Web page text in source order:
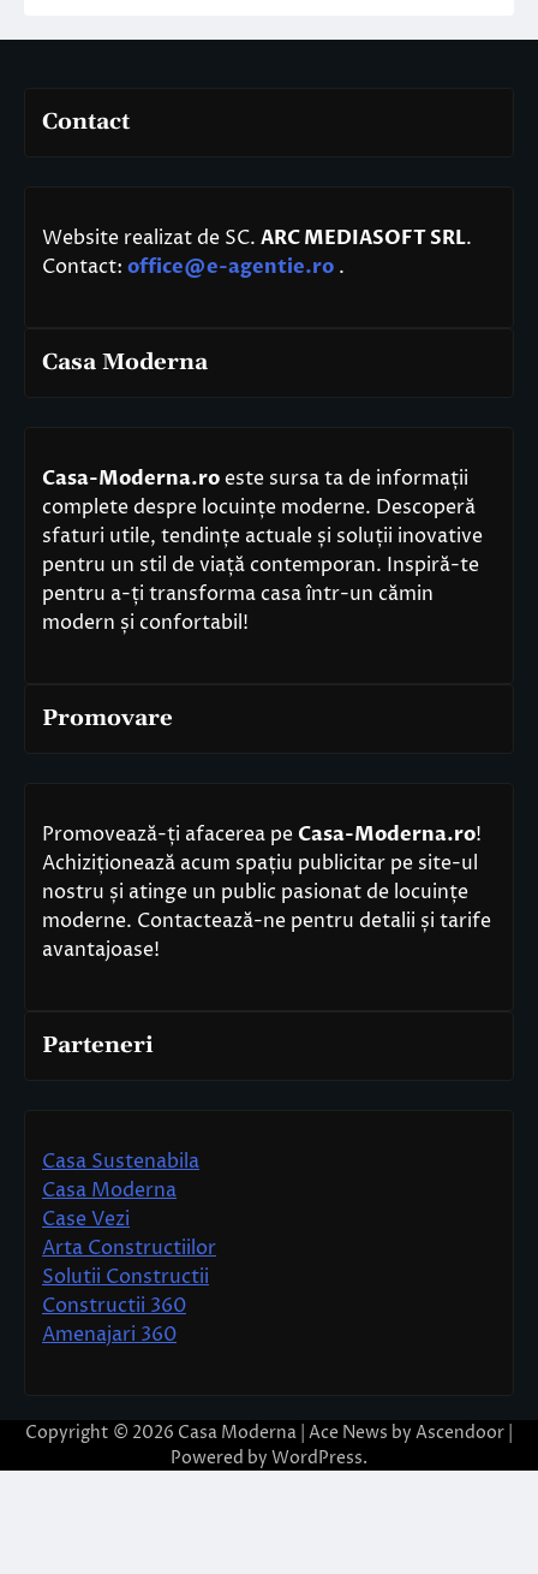
Contact
Website realizat de SC. ARC MEDIASOFT SRL.
Contact: office@e-agentie.ro .
Casa Moderna
Casa-Moderna.roeste sursa ta de informații
complete despre locuințe moderne. Descoperă
sfaturi utile, tendințe actuale și soluții inovative
pentru un stil de viață contemporan. Inspiră-te
pentru a-ți transforma casa într-un cămin
modern și confortabil!
Promovare
Promovează-ți afacerea pe Casa-Moderna.ro!
Achiziționează acum spațiu publicitar pe site-ul
nostru și atinge un public pasionat de locuințe
moderne. Contactează-ne pentru detalii și tarife
avantajoase!
Parteneri
Casa Sustenabila
Casa Moderna
Case Vezi
Arta Constructiilor
Solutii Constructii
Constructii 360
Amenajari 360
Copyright © 2026 Casa Moderna | Ace News by Ascendoor
Powered by WordPress.